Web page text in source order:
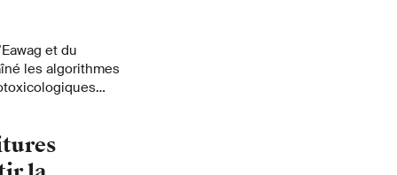
enzymes que
et du
les algorithmes